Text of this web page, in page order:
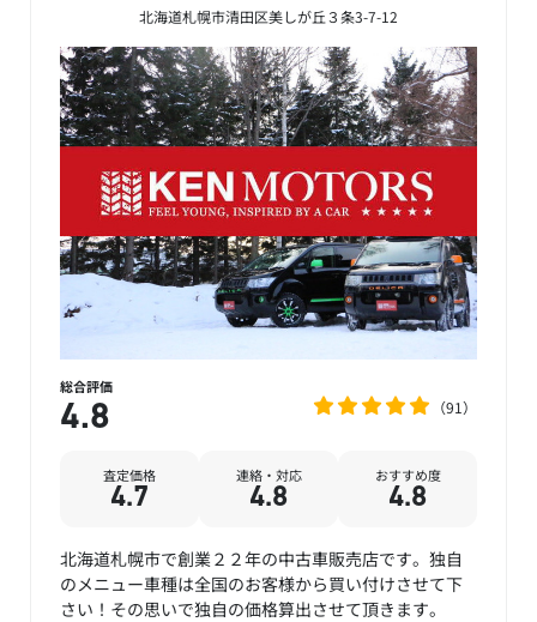
北海道札幌市清田区美しが丘３条3-7-12
総合評価
4.8 91
査定価格
4.7
連絡・対応
4.8
おすすめ度
4.8
北海道札幌市で創業２２年の中古車販売店です。独自
のメニュー車種は全国のお客様から買い付けさせて下
さい！その思いで独自の価格算出させて頂きます。